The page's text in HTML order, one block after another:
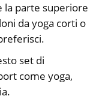
la parte superiore
da yoga corti o
set di
come yoga,